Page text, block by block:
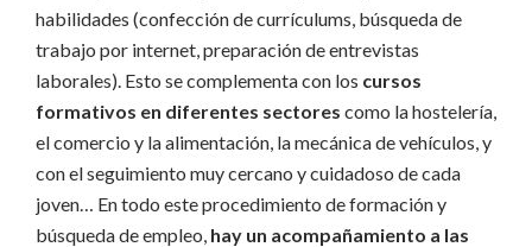
habilidades (confección de currículums, búsqueda de
trabajo por internet, preparación de entrevistas
laborales). Esto se complementa con los cursos
formativos en diferentes sectores como la hostelería,
el comercio y la alimentación, la mecánica de vehículos, y
con el seguimiento muy cercano y cuidadoso de cada
joven… En todo este procedimiento de formación y
búsqueda de empleo, hay un acompañamiento a las